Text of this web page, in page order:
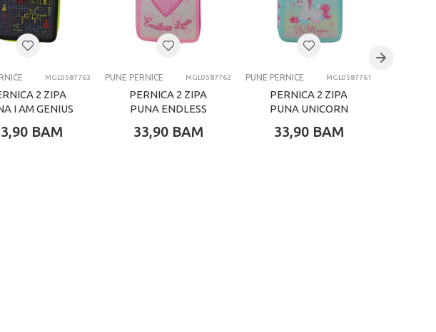
MGL0587763
2 ZIPA
I AM GENIUS
BAM
PUNE PERNICE MGL0587762
PERNICA 2 ZIPA
PUNA ENDLESS
33,90 BAM
PUNE PERNICE MGL0587761
PERNICA 2 ZIPA
PUNA UNICORN
33,90 BAM